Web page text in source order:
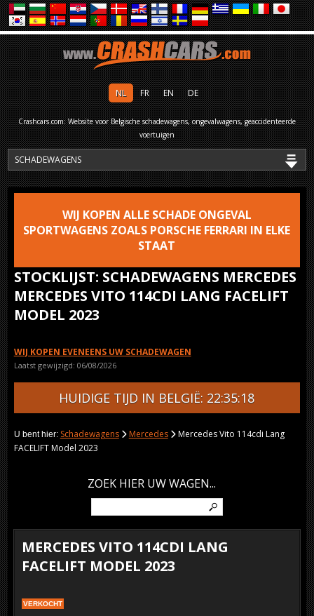
NL FR EN DE
Crashcars.com: Website voor Belgische schadewagens, ongevalwagens, geaccidenteerde
voertuigen
STOCKLIJST: SCHADEWAGENS MERCEDES
MERCEDES VITO 114CDI LANG FACELIFT
MODEL 2023
WIJ KOPEN ALLE SCHADE ONGEVAL
SPORTWAGENS ZOALS PORSCHE FERRARI IN ELKE
STAAT
WIJ KOPEN EVENEENS UW SCHADEWAGEN
Laatst gewijzigd: 06/08/2026
HUIDIGE TIJD IN BELGIË: 22:35:18
U bent hier: Schadewagens Mercedes
Mercedes Vito 114cdi Lang
FACELIFT Model 2023
ZOEK HIER UW WAGEN...
MERCEDES VITO 114CDI LANG
FACELIFT MODEL 2023
VERKOCHT